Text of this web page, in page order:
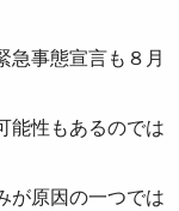
急事態宣言も８月
能性もあるのでは
が原因の一つでは